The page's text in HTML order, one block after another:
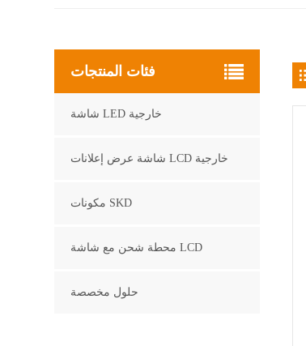
فئات المنتجات
شاشة LED خارجية
شاشة عرض إعلانات LCD خارجية
مكونات SKD
محطة شحن مع شاشة LCD
حلول مخصصة